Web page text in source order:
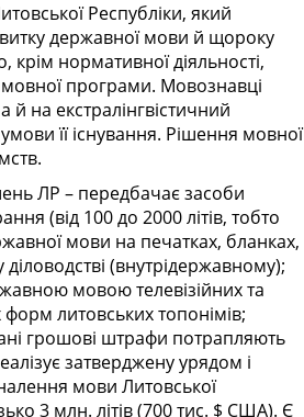
Респуб­ліки, який
державної мови й щороку
крім нормативної діяльності,
програми. Мовознавці
на екстралінгвістичний
її існування. Рішення мовної
ЛР – передбачає засоби
(від 100 до 2000 літів, тобто
мови на печатках, бланках,
(внутрідержавному);
мовою телевізійних та
литовських топонімів;
грошові штрафи потрапляють
затверджену урядом і
мови Литовської
3 млн. літів (700 тис. $ США). Є